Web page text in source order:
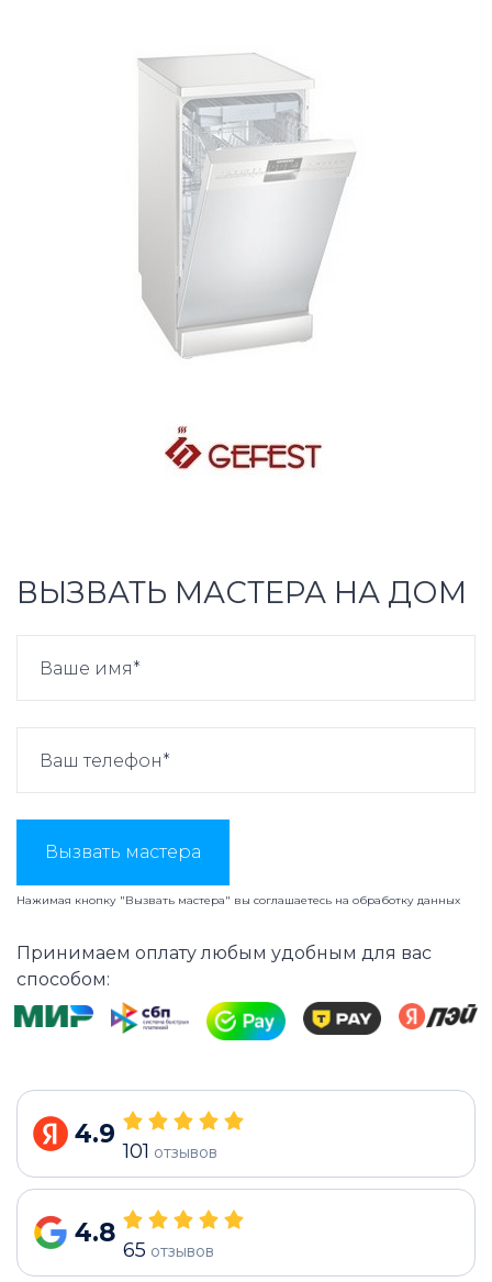
ВЫЗВАТЬ МАСТЕРА НА ДОМ
Вызвать мастера
Нажимая кнопку "Вызвать мастера" вы соглашаетесь на обработку данных
Принимаем оплату любым удобным для вас
способом:
4.9
101 отзывов
4.8
65 отзывов